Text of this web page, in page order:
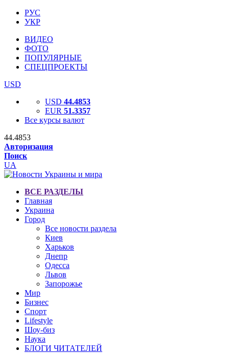
РУС
УКР
ВИДЕО
ФОТО
ПОПУЛЯРНЫЕ
СПЕЦПРОЕКТЫ
USD
USD 44.4853
EUR 51.3357
Все курсы валют
44.4853
Авторизация
Поиск
UA
ВСЕ РАЗДЕЛЫ
Главная
Украина
Город
Все новости раздела
Киев
Харьков
Днепр
Одесса
Львов
Запорожье
Мир
Бизнес
Спорт
Lifestyle
Шоу-биз
Наука
БЛОГИ ЧИТАТЕЛЕЙ